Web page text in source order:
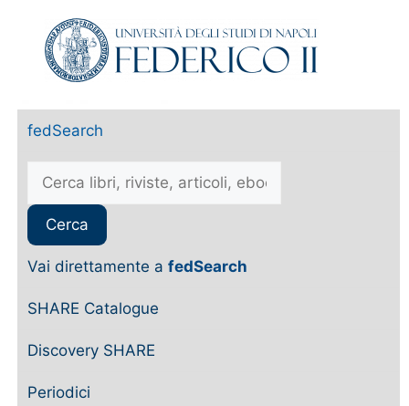
fedSearch
Vai direttamente a fedSearch
SHARE Catalogue
Discovery SHARE
Periodici